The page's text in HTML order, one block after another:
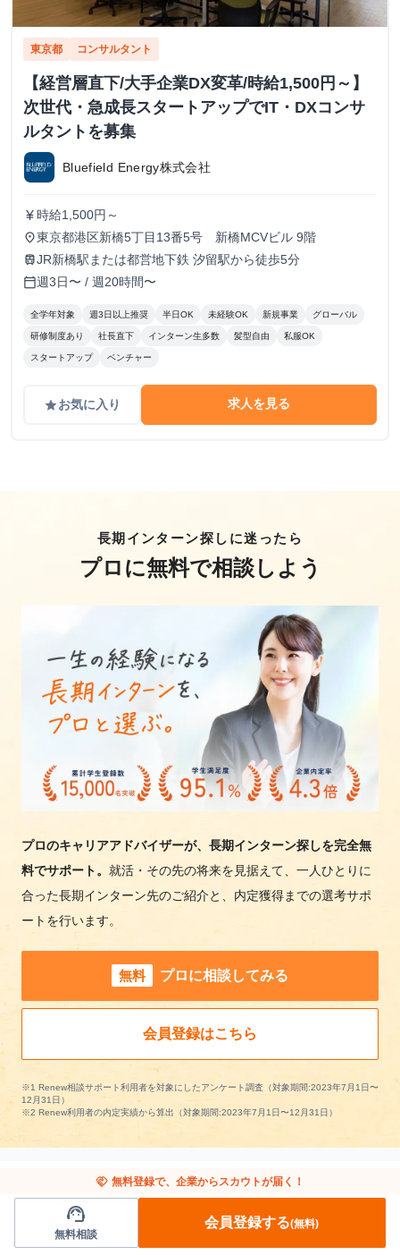
東京都 コンサルタント
【経営層直下/大手企業DX変革/時給1,500円～】
次世代・急成長スタートアップでIT・DXコンサ
ルタントを募集
Bluefield Energy株式会社
currency_yen 時給1,500円～
place東京都港区新橋5丁目13番5号 新橋MCVビル 9階
trainJR新橋駅または都営地下鉄 汐留駅から徒歩5分
calendar_today週3日〜 / 週20時間〜
全学年対象 週3日以上推奨 半日OK 未経験OK 新規事業 グローバル
研修制度あり 社長直下 インターン生多数 髪型自由 私服OK
スタートアップ ベンチャー
gradeお気に入り 求人を見る
長期インターン探しに迷ったら
プロに無料で相談しよう
プロのキャリアアドバイザーが、長期インターン探しを完全無
料でサポート。 就活・その先の将来を見据えて、一人ひとりに
合った長期インターン先のご紹介と、内定獲得までの選考サポ
ートを行います。
無料 プロに相談してみる
会員登録はこちら
※1 Renew相談サポート利用者を対象にしたアンケート調査（対象期間:2023年7月1日〜
12月31日）
※2 Renew利用者の内定実績から算出（対象期間:2023年7月1日〜12月31日）
他の条件から長期インターンを探す
handshake 無料登録で、企業からスカウトが届く！
support_agent
無料相談
会員登録する(無料)